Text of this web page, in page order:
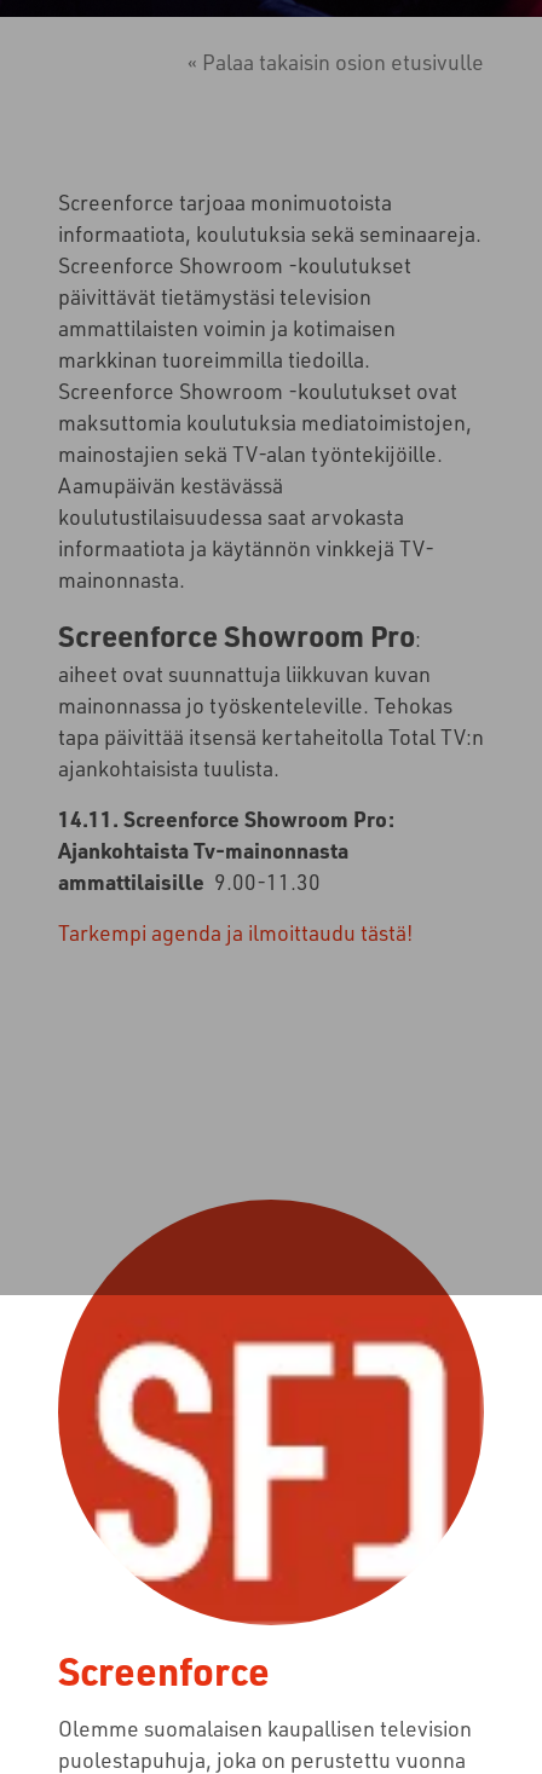
« Palaa takaisin osion etusivulle
Screenforce tarjoaa monimuotoista
informaatiota, koulutuksia sekä seminaareja.
Screenforce Showroom -koulutukset
päivittävät tietämystäsi television
ammattilaisten voimin ja kotimaisen
markkinan tuoreimmilla tiedoilla.
Screenforce Showroom -koulutukset ovat
maksuttomia koulutuksia mediatoimistojen,
mainostajien sekä TV-alan työntekijöille.
Aamupäivän kestävässä
koulutustilaisuudessa saat arvokasta
informaatiota ja käytännön vinkkejä TV-
mainonnasta.
Screenforce Showroom Pro:
aiheet ovat suunnattuja liikkuvan kuvan
mainonnassa jo työskenteleville. Tehokas
tapa päivittää itsensä kertaheitolla Total TV:n
ajankohtaisista tuulista.
14.11. Screenforce Showroom Pro:
Ajankohtaista Tv-mainonnasta
ammattilaisille 9.00-11.30
Tarkempi agenda ja ilmoittaudu tästä!
Screenforce
Olemme suomalaisen kaupallisen television
puolestapuhuja, joka on perustettu vuonna